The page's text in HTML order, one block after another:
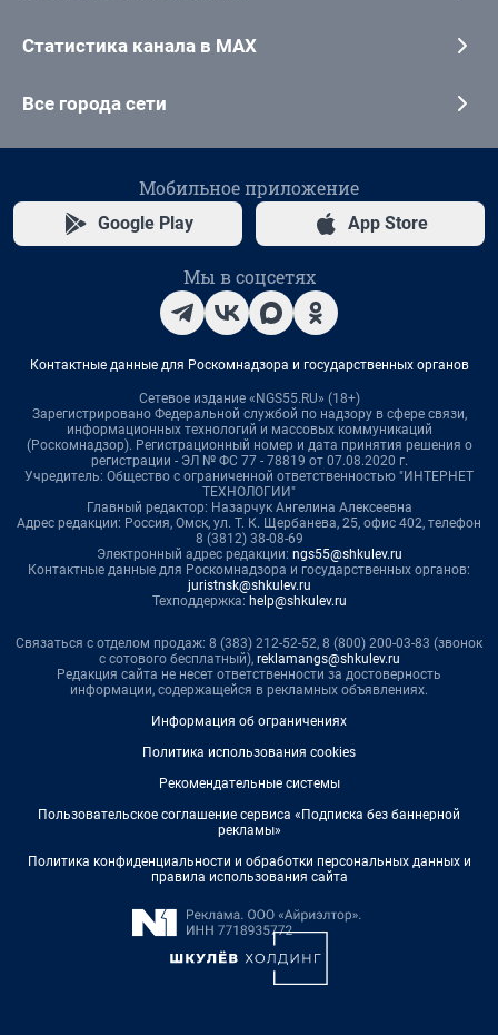
Статистика канала в MAX
Все города сети
Мобильное приложение
Google Play App Store
Мы в соцсетях
Контактные данные для Роскомнадзора и государственных органов
Сетевое издание «NGS55.RU» (18+)
Зарегистрировано Федеральной службой по надзору в сфере связи,
информационных технологий и массовых коммуникаций
(Роскомнадзор). Регистрационный номер и дата принятия решения о
регистрации - ЭЛ № ФС 77 - 78819 от 07.08.2020 г.
Учредитель: Общество с ограниченной ответственностью "ИНТЕРНЕТ
ТЕХНОЛОГИИ"
Главный редактор: Назарчук Ангелина Алексеевна
Адрес редакции: Россия, Омск, ул. Т. К. Щербанева, 25, офис 402, телефон
8 (3812) 38-08-69
Электронный адрес редакции: ngs55@shkulev.ru
Контактные данные для Роскомнадзора и государственных органов:
juristnsk@shkulev.ru
Техподдержка: help@shkulev.ru
Связаться с отделом продаж: 8 (383) 212-52-52, 8 (800) 200-03-83 (звонок
с сотового бесплатный), reklamangs@shkulev.ru
Редакция сайта не несет ответственности за достоверность
информации, содержащейся в рекламных объявлениях.
Информация об ограничениях
Политика использования cookies
Рекомендательные системы
Пользовательское соглашение сервиса «Подписка без баннерной
рекламы»
Политика конфиденциальности и обработки персональных данных и
правила использования сайта